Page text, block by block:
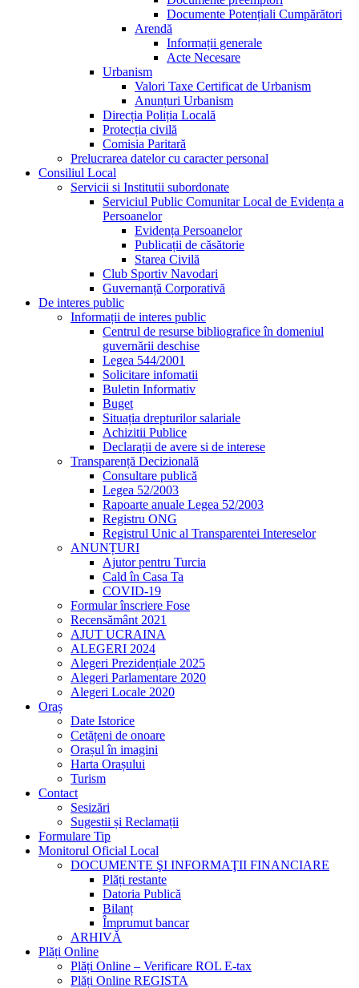
Documente Potențiali Cumpărători
Arendă
Informații generale
Acte Necesare
Urbanism
Valori Taxe Certificat de Urbanism
Anunțuri Urbanism
Direcția Poliția Locală
Protecția civilă
Comisia Paritară
Prelucrarea datelor cu caracter personal
Consiliul Local
Servicii si Institutii subordonate
Serviciul Public Comunitar Local de Evidența a
Persoanelor
Evidența Persoanelor
Publicații de căsătorie
Starea Civilă
Club Sportiv Navodari
Guvernanță Corporativă
De interes public
Informații de interes public
Centrul de resurse bibliografice în domeniul
guvernării deschise
Legea 544/2001
Solicitare infomatii
Buletin Informativ
Buget
Situația drepturilor salariale
Achizitii Publice
Declarații de avere si de interese
Transparență Decizională
Consultare publică
Legea 52/2003
Rapoarte anuale Legea 52/2003
Registru ONG
Registrul Unic al Transparentei Intereselor
ANUNȚURI
Ajutor pentru Turcia
Cald în Casa Ta
COVID-19
Formular înscriere Fose
Recensământ 2021
AJUT UCRAINA
ALEGERI 2024
Alegeri Prezidențiale 2025
Alegeri Parlamentare 2020
Alegeri Locale 2020
Oraș
Date Istorice
Cetățeni de onoare
Orașul în imagini
Harta Orașului
Turism
Contact
Sesizări
Sugestii și Reclamații
Formulare Tip
Monitorul Oficial Local
DOCUMENTE ŞI INFORMAŢII FINANCIARE
Plăți restante
Datoria Publică
Bilanț
Împrumut bancar
ARHIVĂ
Plăți Online
Plăți Online – Verificare ROL E-tax
Plăți Online REGISTA